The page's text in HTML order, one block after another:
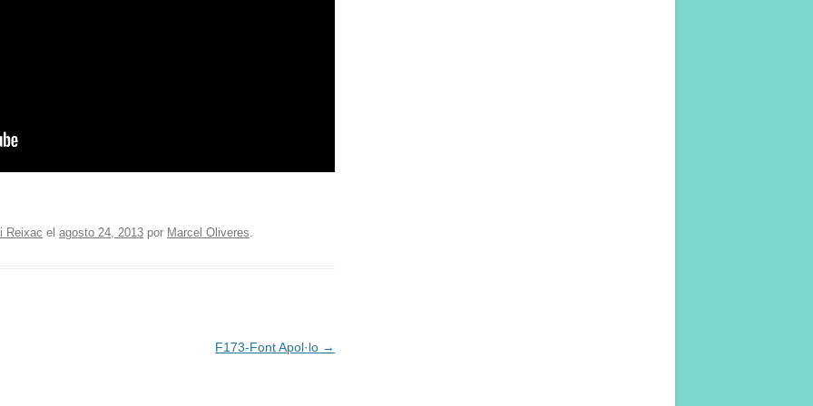
Reixac el agosto 24, 2013 por Marcel Oliveres.
F173-Font Apol·lo →